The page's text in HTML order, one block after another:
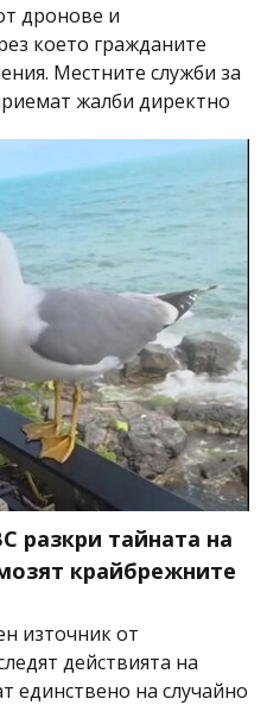
дронове и
което гражданите
Местните служби за
жалби директно
разкри тайната на
крайбрежните
източник от
действията на
единствено на случайно